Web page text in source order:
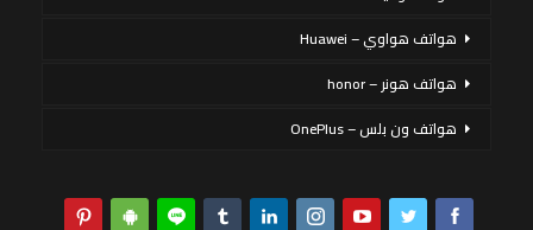
هواتف هواوي – Huawei
هواتف هونر – honor
هواتف ون بلس – OnePlus